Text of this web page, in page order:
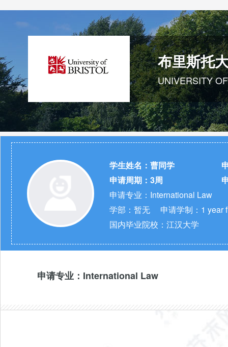
布里斯托
UNIVERSITY
学生姓名： 曹同学
申请周期： 3周
申请专业：International Law
学部：暂无
申请学制：1 year
国内毕业院校：江汉大学
申请专业：International Law